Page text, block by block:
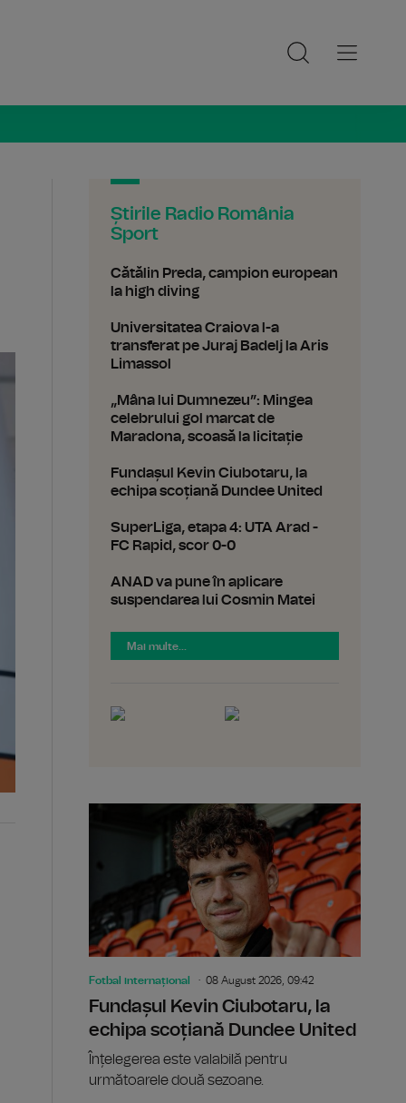
Știrile Radio România
Sport
Cătălin Preda, campion european
la high diving
Universitatea Craiova l-a
transferat pe Juraj Badelj la Aris
Limassol
„Mâna lui Dumnezeu”: Mingea
celebrului gol marcat de
Maradona, scoasă la licitație
Fundașul Kevin Ciubotaru, la
echipa scoțiană Dundee United
SuperLiga, etapa 4: UTA Arad -
FC Rapid, scor 0-0
ANAD va pune în aplicare
suspendarea lui Cosmin Matei
Mai multe...
Fotbal internațional 08 August 2026, 09:42
Fundașul Kevin Ciubotaru, la
echipa scoțiană Dundee United
Înțelegerea este valabilă pentru
următoarele două sezoane.